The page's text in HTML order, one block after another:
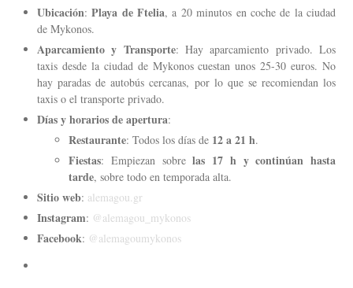
Ubicación:Playa de Ftelia, a 20 minutos en coche de la ciudad
de Mykonos.
Aparcamiento y Transporte: Hay aparcamiento privado. Los
taxis desde la ciudad de Mykonos cuestan unos 25-30 euros. No
hay paradas de autobús cercanas, por lo que se recomiendan los
taxis o el transporte privado.
Días y horarios de apertura:
Restaurante: Todos los días de 12 a 21 h.
Fiestas: Empiezan sobrelas 17 h y continúan hasta
tarde, sobre todo en temporada alta.
Sitio web: alemagou.gr
Instagram: @alemagou_mykonos
Facebook: @alemagoumykonos